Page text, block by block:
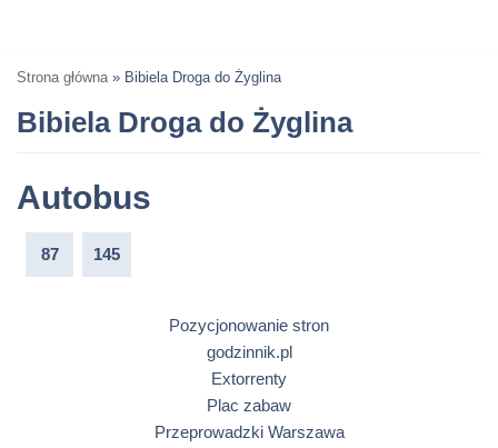
Strona główna » Bibiela Droga do Żyglina
Bibiela Droga do Żyglina
Autobus
87 145
Pozycjonowanie stron
godzinnik.pl
Extorrenty
Plac zabaw
Przeprowadzki Warszawa